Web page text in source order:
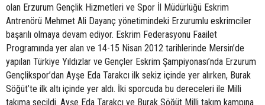
olan Erzurum Gençlik Hizmetleri ve Spor İl Müdürlüğü Eskrim
Antrenörü Mehmet Ali Dayanç yönetimindeki Erzurumlu eskrimciler
başarılı olmaya devam ediyor. Eskrim Federasyonu Faailet
Programında yer alan ve 14-15 Nisan 2012 tarihlerinde Mersin’de
yapılan Türkiye Yıldızlar ve Gençler Eskrim Şampiyonası’nda Erzurum
Gençlikspor’dan Ayşe Eda Tarakcı ilk sekiz içinde yer alırken, Burak
Söğüt’te ilk altı içinde yer aldı. İki sporcuda bu dereceleri ile Milli
takıma seçildi. Ayşe Eda Tarakcı ve Burak Söğüt Milli takım kampına